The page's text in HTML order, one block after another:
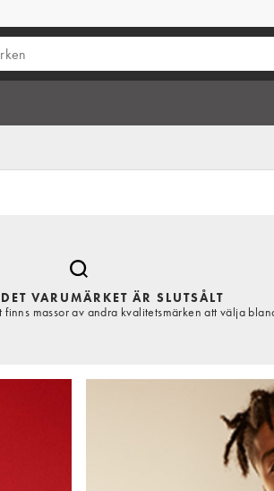
VARUMÄRKET ÄR SLUTSÅLT
massor av andra kvalitetsmärken att välja